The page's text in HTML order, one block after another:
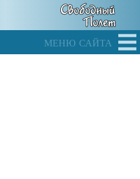
меню сайта